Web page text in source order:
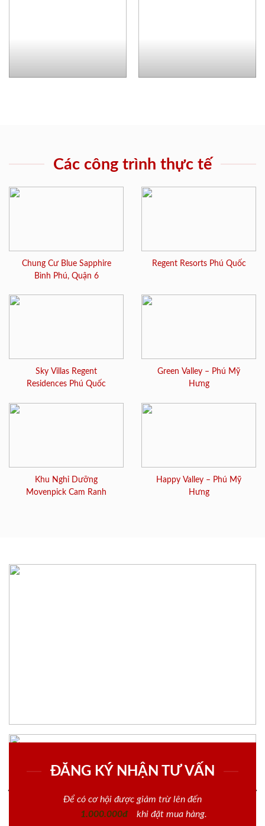
Các công trình thực tế
Chung Cư Blue Sapphire
Bình Phú, Quận 6
Regent Resorts Phú Quốc
Sky Villas Regent
Residences Phú Quốc
Green Valley – Phú Mỹ
Hưng
Khu Nghỉ Dưỡng
Movenpick Cam Ranh
Happy Valley – Phú Mỹ
Hưng
ĐĂNG KÝ NHẬN TƯ VẤN
Để có cơ hội được giảm trừ lên đến
1.000.000đ
khi đặt mua hàng.